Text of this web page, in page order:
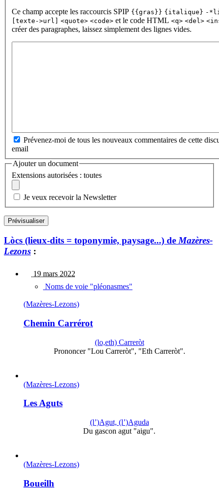
Ce champ accepte les raccourcis SPIP {{gras}} {italique} -
[texte->url]
<quote> <code> et le code HTML <q> <del>
créer des paragraphes, laissez simplement des lignes vides.
Prévenez-moi de tous les nouveaux commentaires de cette
email
Ajouter un document
Extensions autorisées : toutes
Je veux recevoir la Newsletter
Lòcs (lieux-dits = toponymie, paysage...) de Mazères-
Lezons :
19 mars 2022
Noms de voie "pléonasmes"
(Mazères-Lezons)
Chemin Carrérot
(lo,eth) Carreròt
Prononcer "Lou Carreròt", "Eth Carreròt".
(Mazères-Lezons)
Les Aguts
(l’)Agut, (l’)Aguda
Du gascon agut "aigu".
(Mazères-Lezons)
Boueilh